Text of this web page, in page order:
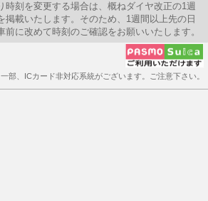
時刻を変更する場合は、概ねダイヤ改正の1週
掲載いたします。そのため、1週間以上先の日
に改めて時刻のご確認をお願いいたします。
部、ICカード非対応系統がございます。ご注意下さい。